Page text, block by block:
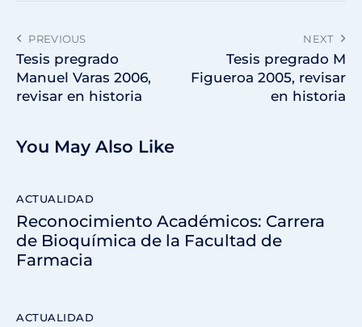
PREVIOUS
Tesis pregrado
Manuel Varas 2006,
revisar en historia
NEXT
Tesis pregrado M
Figueroa 2005, revisar
en historia
You May Also Like
ACTUALIDAD
Reconocimiento Académicos: Carrera
de Bioquímica de la Facultad de
Farmacia
ACTUALIDAD